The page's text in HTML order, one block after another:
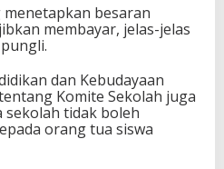
menetapkan besaran
membayar, jelas-jelas
dan Kebudayaan
Komite Sekolah juga
tidak boleh
orang tua siswa